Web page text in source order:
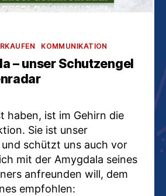
KOMMUNIKATION
– unser Schutzengel
haben, ist im Gehirn die
Sie ist unser
schützt uns auch vor
mit der Amygdala seines
anfreunden will, dem
empfohlen: